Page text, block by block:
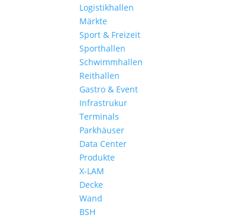
Logistikhallen
Märkte
Sport & Freizeit
Sporthallen
Schwimmhallen
Reithallen
Gastro & Event
Infrastrukur
Terminals
Parkhäuser
Data Center
Produkte
X-LAM
Decke
Wand
BSH